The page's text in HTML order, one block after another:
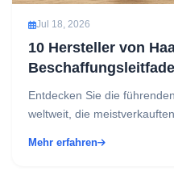
Jul 18, 2026
10 Hersteller von
Entdecken Sie die
weltweit, die
Mehr erfahren